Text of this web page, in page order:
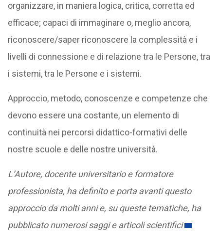
organizzare, in maniera logica, critica, corretta ed
efficace; capaci di immaginare o, meglio ancora,
riconoscere/saper riconoscere la complessità e i
livelli di connessione e di relazione tra le Persone, tra
i sistemi, tra le Persone e i sistemi.
Approccio, metodo, conoscenze e competenze che
devono essere una costante, un elemento di
continuità nei percorsi didattico-formativi delle
nostre scuole e delle nostre università.
L’Autore, docente universitario e formatore
professionista, ha definito e porta avanti questo
approccio da molti anni e, su queste tematiche, ha
pubblicato numerosi saggi e articoli scientifici